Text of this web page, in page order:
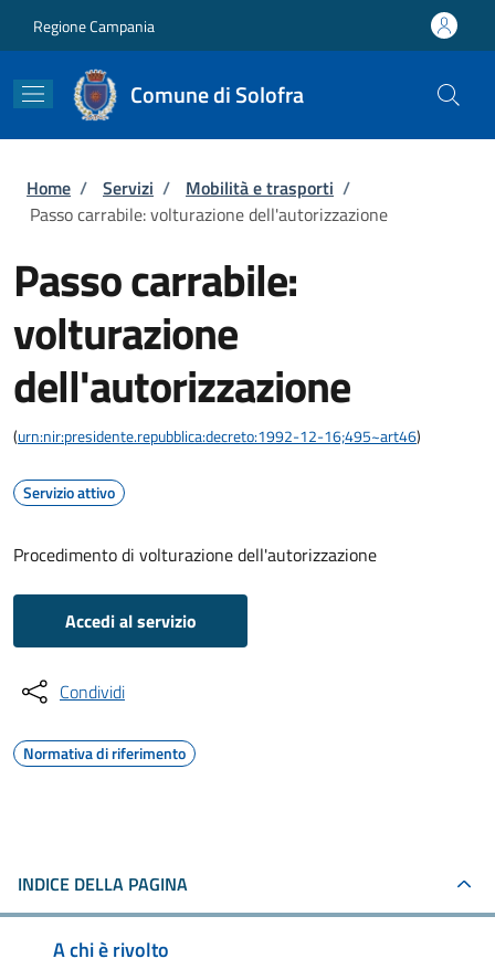
Regione Campania
Comune di Solofra
Briciole di pane
Home / Servizi / Mobilità e trasporti /
Passo carrabile: volturazione dell'autorizzazione
Passo carrabile:
volturazione
dell'autorizzazione
(urn:nir:presidente.repubblica:decreto:1992-12-16;495~art46)
Servizio attivo
Procedimento di volturazione dell'autorizzazione
Accedi al servizio
Condividi
Normativa di riferimento
INDICE DELLA PAGINA
A chi è rivolto